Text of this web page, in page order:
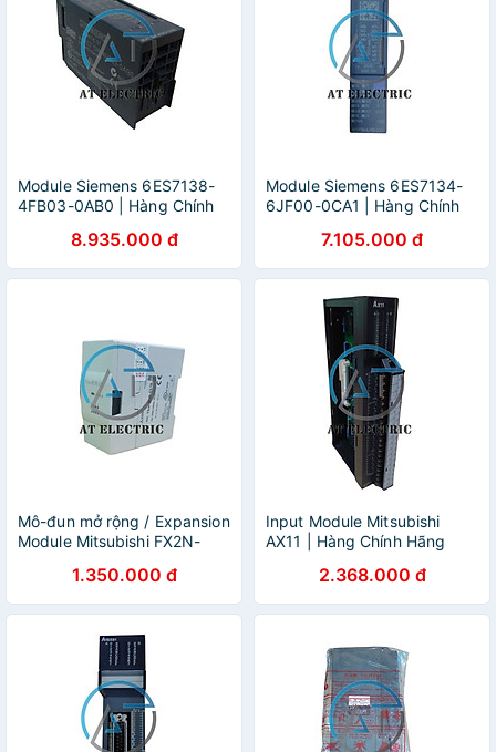
Module Siemens 6ES7138-
4FB03-0AB0 | Hàng Chính
8.935.000 đ
Module Siemens 6ES7134-
6JF00-0CA1 | Hàng Chính
7.105.000 đ
Mô-đun mở rộng / Expansion
Module Mitsubishi FX2N-
1.350.000 đ
Input Module Mitsubishi
AX11 | Hàng Chính Hãng
2.368.000 đ